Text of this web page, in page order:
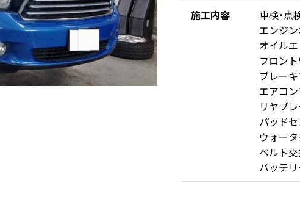
施工内容
車検・点
エンジ
オイル
フロン
ブレー
エアコ
リヤブ
パッド
ウォー
ベルト
バッテ